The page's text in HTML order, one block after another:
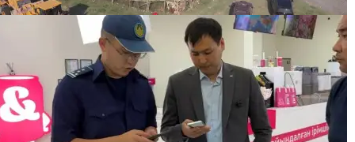
Земли
спецоперация АФМ и КНБ: в
области задержали 13 человек